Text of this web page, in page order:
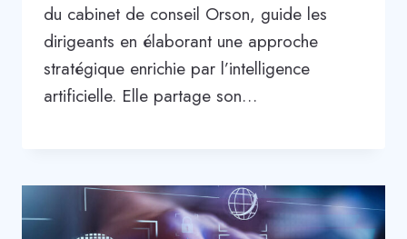
du cabinet de conseil Orson, guide les
dirigeants en élaborant une approche
stratégique enrichie par l’intelligence
artificielle. Elle partage son…